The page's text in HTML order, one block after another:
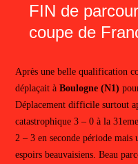
FIN de
coupe de
Après une belle qualification
déplaçait à Boulogne (N1)
Déplacement difficile surtout
catastrophique 3 – 0 à la
2 – 3 en seconde période
espoirs beauvaisiens. Beau